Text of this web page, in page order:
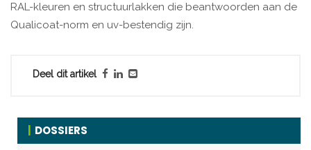
RAL-kleuren en structuurlakken die beantwoorden aan de
Qualicoat-norm en uv-bestendig zijn.
Deel dit artikel
DOSSIERS